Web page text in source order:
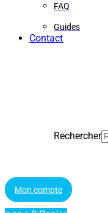
FAQ
Guides
Contact
Rechercher
Mon compte